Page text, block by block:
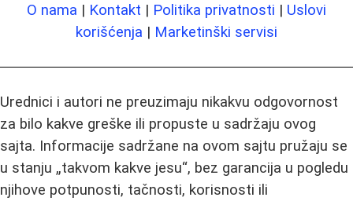
O nama | Kontakt | Politika privatnosti | Uslovi
korišćenja | Marketinški servisi
Urednici i autori ne preuzimaju nikakvu odgovornost
za bilo kakve greške ili propuste u sadržaju ovog
sajta. Informacije sadržane na ovom sajtu pružaju se
u stanju „takvom kakve jesu“, bez garancija u pogledu
njihove potpunosti, tačnosti, korisnosti ili